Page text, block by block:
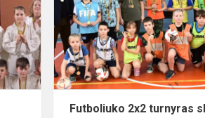
ir
sporto
mokyklos
mokinių
dziudo
varžybos...Futboliuko 2x2 turnyras